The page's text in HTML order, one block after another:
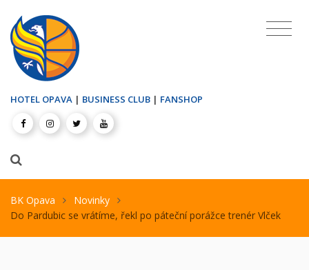
HOTEL OPAVA | BUSINESS CLUB | FANSHOP
BK Opava
Novinky
Do Pardubic se vrátíme, řekl po páteční porážce trenér Vlček